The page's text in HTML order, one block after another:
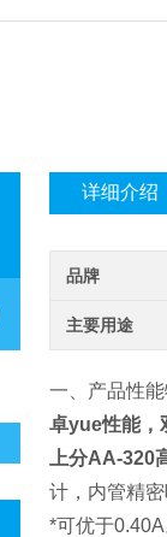
详细介绍
品牌
主要用途
一、产品性
卓yue性能，
上分AA-320
计，内管精
*可优于